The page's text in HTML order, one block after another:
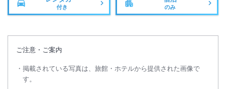
付き のみ
ご注意・ご案内
掲載されている写真は、旅館・ホテルから提供された画像で
す。